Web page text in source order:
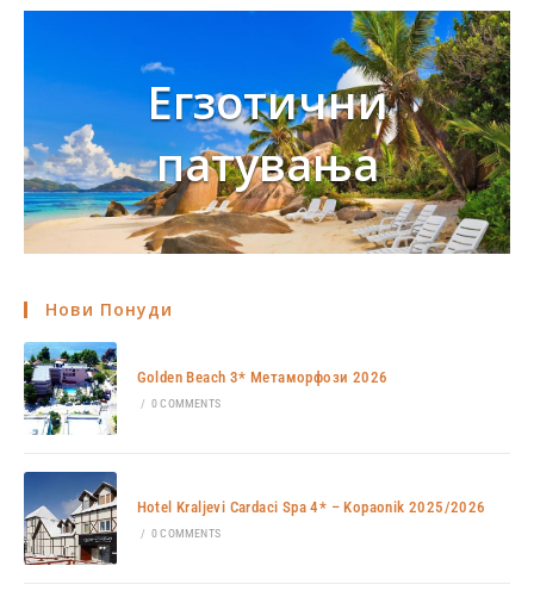
Егзотични
патувања
Нови Понуди
Golden Beach 3* Метаморфози 2026
/ 0 COMMENTS
Hotel Kraljevi Cardaci Spa 4* – Kopaonik 2025/2026
/ 0 COMMENTS